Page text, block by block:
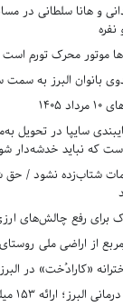
و هانا سلطانی در
موتور محرک تورم است
بانوان البرز به
سایپا در تحویل
که نباید خدشه‌دار
شتاب‌زده نشود / حق
برای رفع چالش‌های
«کارادُخت» در البرز